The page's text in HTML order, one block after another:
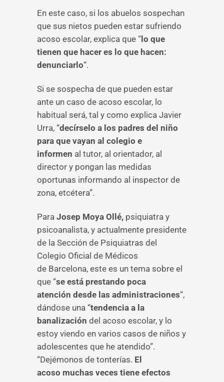
En este caso, si los abuelos sospechan
que sus nietos pueden estar sufriendo
acoso escolar, explica que “ lo que
tienen que hacer es lo que hacen:
denunciarlo“.
Si se sospecha de que pueden estar
ante un caso de acoso escolar, lo
habitual será, tal y como explica Javier
Urra, “decírselo a los padres del niño
para que vayan al colegio e
informen al tutor, al orientador, al
director y pongan las medidas
oportunas informando al inspector de
zona, etcétera”.
Para Josep Moya Ollé, psiquiatra y
psicoanalista, y actualmente presidente
de la Sección de Psiquiatras del
Colegio Oficial de Médicos
de Barcelona, este es un tema sobre el
que “se está prestando poca
atención desde las administraciones“,
dándose una “tendencia a la
banalización del acoso escolar, y lo
estoy viendo en varios casos de niños y
adolescentes que he atendido”.
“Dejémonos de tonterías. El
acoso muchas veces tiene efectos